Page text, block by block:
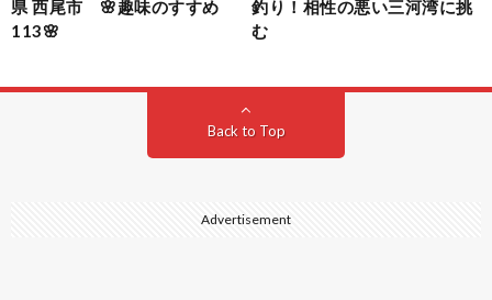
県 西尾市 🌸趣味のすすめ
113🌸
釣り！相性の悪い三河湾に挑
む
Back to Top
Advertisement